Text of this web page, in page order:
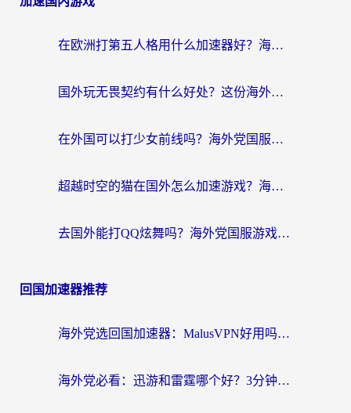
在欧洲打第五人格用什么加速器好？海外党亲测有效的国服游戏加速方案
国外玩无畏契约有什么好处？这份海外国服游戏加速指南帮你解决90%的卡顿问题
在外国可以打少女前线吗？海外党国服游戏畅玩终极指南（附避坑技巧）
超越时空的猫在国外怎么加速游戏？海外玩家国服畅玩终极指南
去国外能打QQ炫舞吗？海外党国服游戏不卡顿的终极指南
回国加速器推荐
海外党选回国加速器：MalusVPN好用吗？和快帆VPN哪个好？附真实对比与避坑指南
海外党必看：迅游和雷霆哪个好？3分钟教你选对回国加速器，无缝刷国内剧玩手游